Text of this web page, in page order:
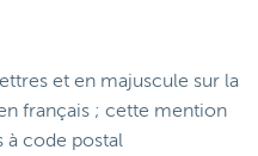
et en majuscule sur la
français ; cette mention
à code postal